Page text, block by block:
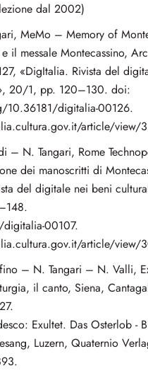
dal 2002)
MeMo – Memory of
il messale Montecassino,
«DigItalia. Rivista del
20/1, pp. 120–130. doi:
10.36181/digitalia-00126.
article/view/
– N. Tangari, Rome
dei manoscritti di
del digitale nei beni
00107.
article/view/
– N. Tangari – N. Valli,
il canto, Siena,
Exultet. Das Osterlob -
Luzern, Quaternio